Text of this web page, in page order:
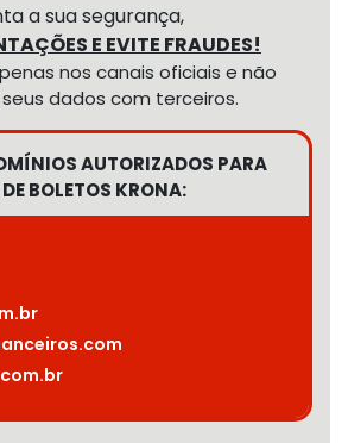
a sua segurança,
E EVITE FRAUDES!
nos canais oficiais e não
dados com terceiros.
AUTORIZADOS PARA
BOLETOS KRONA: